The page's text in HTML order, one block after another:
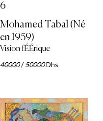
6
Mohamed Tabal (Né
en 1959)
Vision fÉÉrique
40000/50000Dhs